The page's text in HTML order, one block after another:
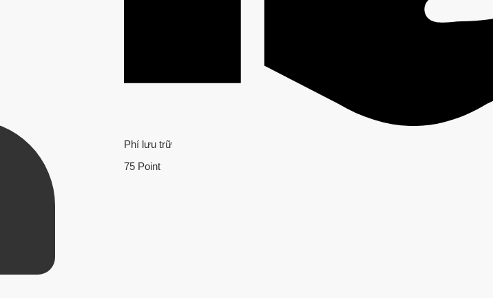
Phí lưu trữ
75 Point